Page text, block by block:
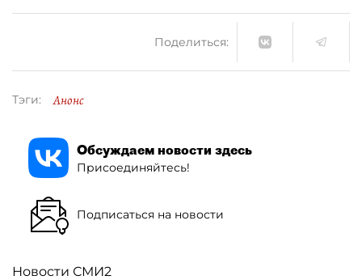
Поделиться:
Тэги: Анонс
Обсуждаем новости здесь
Присоединяйтесь!
Подписаться на новости
Новости СМИ2